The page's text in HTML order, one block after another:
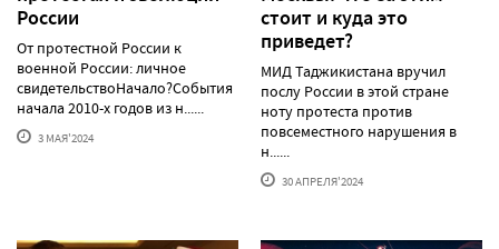
России
От протестной России к
военной России: личное
свидетельствоНачало?События
начала 2010-х годов из н......
3 МАЯ'2024
стоит и куда это
приведет?
МИД Таджикистана вручил
послу России в этой стране
ноту протеста против
повсеместного нарушения в
н......
30 АПРЕЛЯ'2024